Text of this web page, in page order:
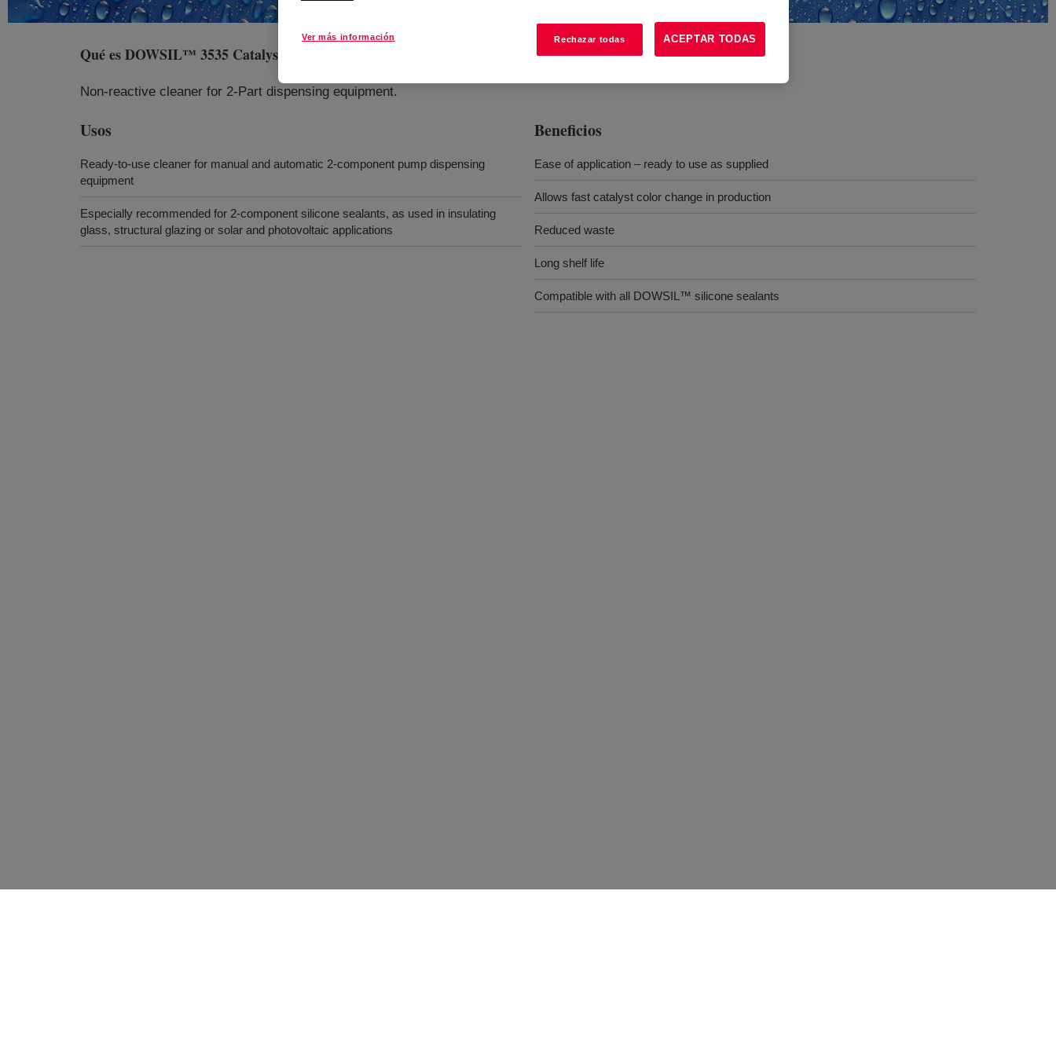
Qué esDOWSIL™ 3535 Catalyst Cleaner - Clear
Non-reactive cleaner for 2-Part dispensing equipment.
Usos
Ready-to-use cleaner for manual and automatic 2-component pump dispensing
equipment
Especially recommended for 2-component silicone sealants, as used in insulating
glass, structural glazing or solar and photovoltaic applications
Beneficios
Ease of application – ready to use as supplied
Allows fast catalyst color change in production
Reduced waste
Long shelf life
Compatible with all DOWSIL™ silicone sealants
Ver más información Rechazar todas ACEPTAR TODAS